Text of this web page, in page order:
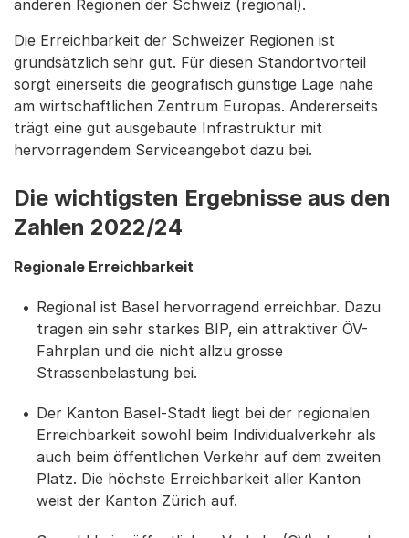
anderen Regionen der Schweiz (regional).
Die Erreichbarkeit der Schweizer Regionen ist
grundsätzlich sehr gut. Für diesen Standortvorteil
sorgt einerseits die geografisch günstige Lage nahe
am wirtschaftlichen Zentrum Europas. Andererseits
trägt eine gut ausgebaute Infrastruktur mit
hervorragendem Serviceangebot dazu bei.
Die wichtigsten Ergebnisse aus den
Zahlen 2022/24
Regionale Erreichbarkeit
Regional ist Basel hervorragend erreichbar. Dazu
tragen ein sehr starkes BIP, ein attraktiver ÖV-
Fahrplan und die nicht allzu grosse
Strassenbelastung bei.
Der Kanton Basel-Stadt liegt bei der regionalen
Erreichbarkeit sowohl beim Individualverkehr als
auch beim öffentlichen Verkehr auf dem zweiten
Platz. Die höchste Erreichbarkeit aller Kanton
weist der Kanton Zürich auf.